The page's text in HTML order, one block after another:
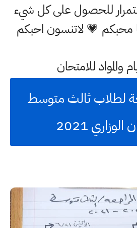
للحصول على كل شيء
محبكم 💗 لاتنسون احبكم
والمواد للامتحان
لطلاب ثالث متوسط
2021